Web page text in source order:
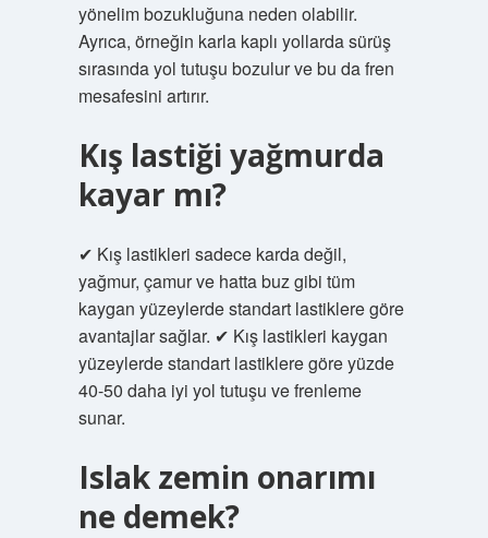
yönelim bozukluğuna neden olabilir.
Ayrıca, örneğin karla kaplı yollarda sürüş
sırasında yol tutuşu bozulur ve bu da fren
mesafesini artırır.
Kış lastiği yağmurda
kayar mı?
✔ Kış lastikleri sadece karda değil,
yağmur, çamur ve hatta buz gibi tüm
kaygan yüzeylerde standart lastiklere göre
avantajlar sağlar. ✔ Kış lastikleri kaygan
yüzeylerde standart lastiklere göre yüzde
40-50 daha iyi yol tutuşu ve frenleme
sunar.
Islak zemin onarımı
ne demek?